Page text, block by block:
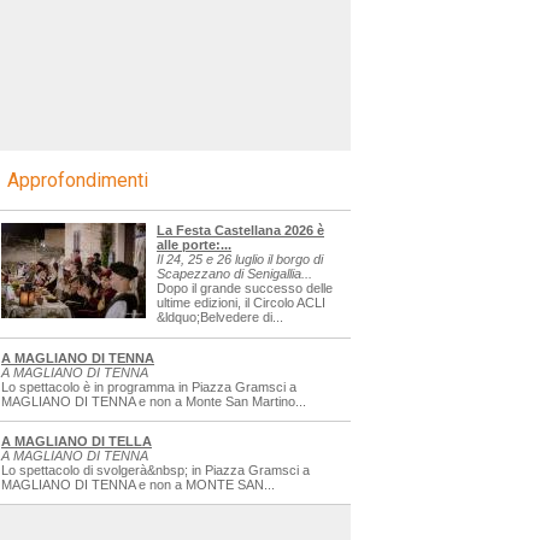
Approfondimenti
La Festa Castellana 2026 è
alle porte:...
Il 24, 25 e 26 luglio il borgo di
Scapezzano di Senigallia...
Dopo il grande successo delle
ultime edizioni, il Circolo ACLI
&ldquo;Belvedere di...
A MAGLIANO DI TENNA
A MAGLIANO DI TENNA
Lo spettacolo è in programma in Piazza Gramsci a
MAGLIANO DI TENNA e non a Monte San Martino...
A MAGLIANO DI TELLA
A MAGLIANO DI TENNA
Lo spettacolo di svolgerà&nbsp; in Piazza Gramsci a
MAGLIANO DI TENNA e non a MONTE SAN...